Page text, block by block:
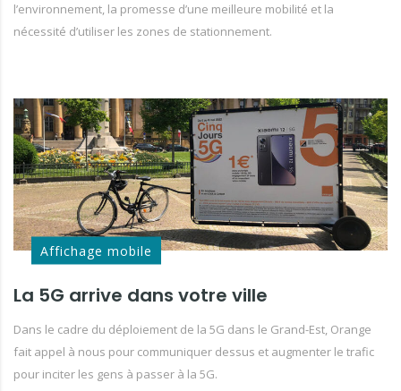
l’environnement, la promesse d’une meilleure mobilité et la
nécessité d’utiliser les zones de stationnement.
Affichage mobile
La 5G arrive dans votre ville
Dans le cadre du déploiement de la 5G dans le Grand-Est, Orange
fait appel à nous pour communiquer dessus et augmenter le trafic
pour inciter les gens à passer à la 5G.